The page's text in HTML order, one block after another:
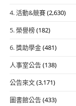
4. 活動&競賽(2,630)
5. 榮譽榜(182)
6. 獎助學金(481)
人事室公告(138)
公告來文(3,171)
圖書館公告(433)